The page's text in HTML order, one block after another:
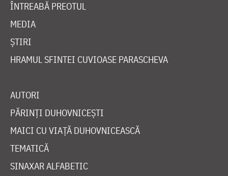
ÎNTREABĂ PREOTUL
MEDIA
ȘTIRI
HRAMUL SFINTEI CUVIOASE PARASCHEVA
AUTORI
PĂRINȚI DUHOVNICEȘTI
MAICI CU VIAȚĂ DUHOVNICEASCĂ
TEMATICĂ
SINAXAR ALFABETIC